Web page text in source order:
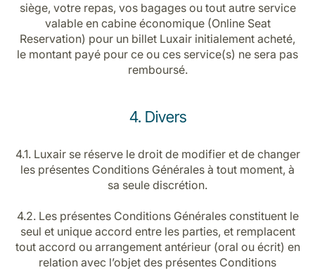
siège, votre repas, vos bagages ou tout autre service
valable en cabine économique (Online Seat
Reservation) pour un billet Luxair initialement acheté,
le montant payé pour ce ou ces service(s) ne sera pas
remboursé.
4. Divers
4.1. Luxair se réserve le droit de modifier et de changer
les présentes Conditions Générales à tout moment, à
sa seule discrétion.
4.2. Les présentes Conditions Générales constituent le
seul et unique accord entre les parties, et remplacent
tout accord ou arrangement antérieur (oral ou écrit) en
relation avec l’objet des présentes Conditions